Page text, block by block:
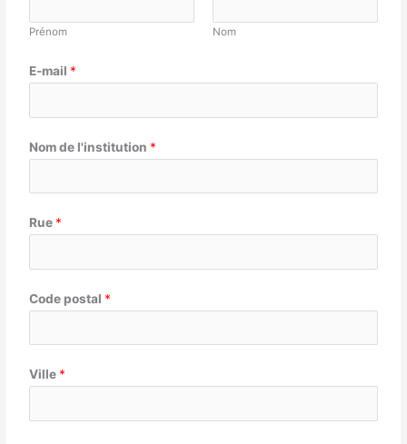
Prénom Nom
E-mail *
Nom de l'institution *
Rue *
Code postal *
Ville *